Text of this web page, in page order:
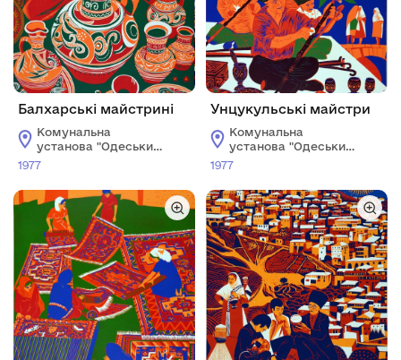
Балхарські майстрині
Комунальна
установа "Одеський
національний
1977
Унцукульські майстри
Комунальна
установа "Одеський
національний
1977